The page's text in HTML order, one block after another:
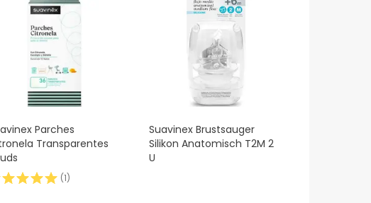
Parches
Transparentes
(1)
Suavinex Brustsauger
Silikon Anatomisch T2M 2
U